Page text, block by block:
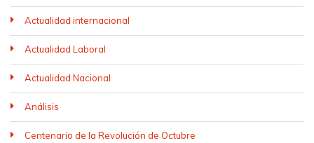
Actualidad internacional
Actualidad Laboral
Actualidad Nacional
Análisis
Centenario de la Revolución de Octubre